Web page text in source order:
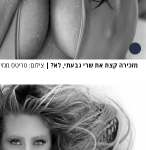
מזכירה קצת את שרי גבעתי, לא? | צילום: טריטס